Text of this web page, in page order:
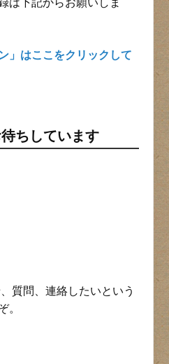
は下記からお願いしま
」はここをクリックして
ちしています
質問、連絡したいという
。